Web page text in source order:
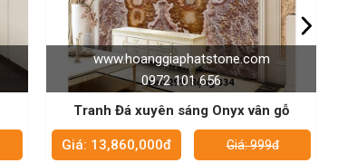
www.hoanggiaphatstone.com
0972 101 656
Tranh Đá xuyên sáng Onyx 136
Giá: 13,860,000đ Giá: 999đ